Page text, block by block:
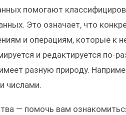
помогают
Это означает, что
и операциям, которые к
и редактируется по-
разную природу.
числами.
— помочь вам